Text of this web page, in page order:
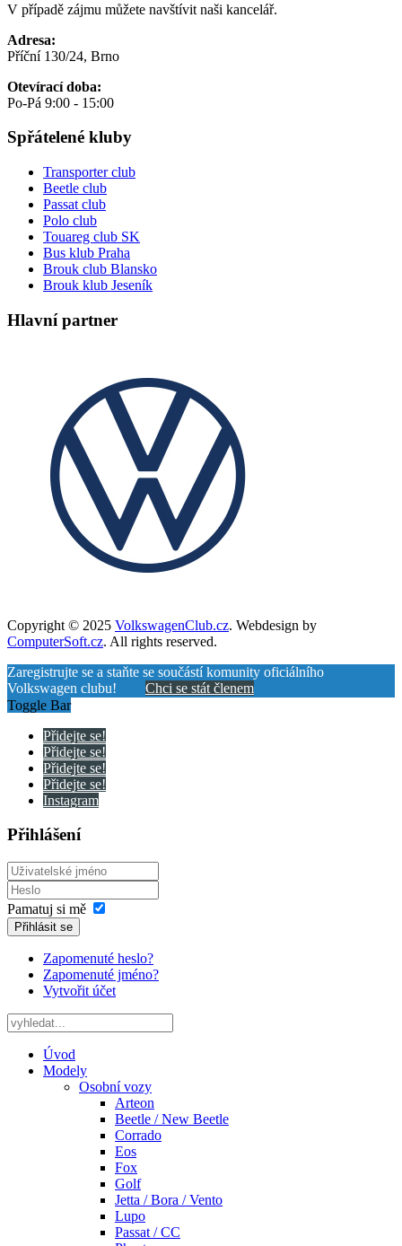
V případě zájmu můžete navštívit naši kancelář.
Adresa:
Příční 130/24, Brno
Otevírací doba:
Po-Pá 9:00 - 15:00
Spřátelené kluby
Transporter club
Beetle club
Passat club
Polo club
Touareg club SK
Bus klub Praha
Brouk club Blansko
Brouk klub Jeseník
Hlavní partner
Copyright © 2025 VolkswagenClub.cz. Webdesign by
ComputerSoft.cz. All rights reserved.
Zaregistrujte se a staňte se součástí komunity oficiálního
Volkswagen clubu! Chci se stát členem
Toggle Bar
Přidejte se!
Přidejte se!
Přidejte se!
Přidejte se!
Instagram
Přihlášení
Pamatuj si mě
Přihlásit se
Zapomenuté heslo?
Zapomenuté jméno?
Vytvořit účet
Úvod
Modely
Osobní vozy
Arteon
Beetle / New Beetle
Corrado
Eos
Fox
Golf
Jetta / Bora / Vento
Lupo
Passat / CC